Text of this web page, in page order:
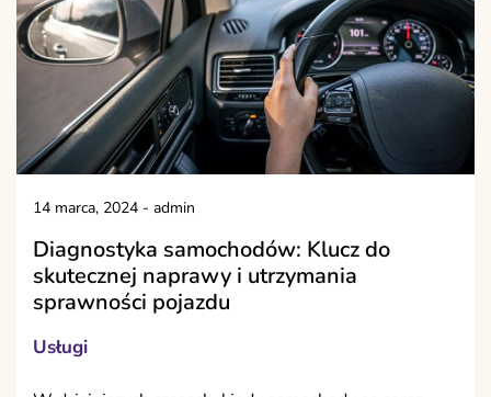
14 marca, 2024 - admin
Diagnostyka samochodów: Klucz do
skutecznej naprawy i utrzymania
sprawności pojazdu
Usługi